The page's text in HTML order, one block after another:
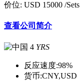
价位: USD 15000 /Sets
查看公司简介
4 YRS
反应速度:98%
货币:CNY,USD